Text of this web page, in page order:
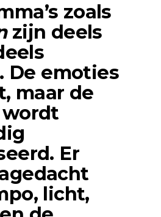
zoals
zijn deels
De emoties
maar de
Er
licht,